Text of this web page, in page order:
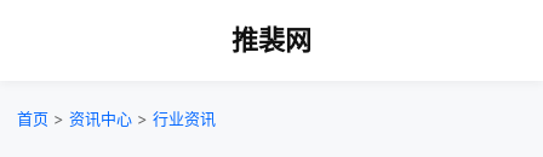
推裴网
首页 > 资讯中心 > 行业资讯